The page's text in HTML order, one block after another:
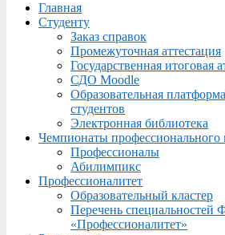
Menu
Главная
Студенту
Заказ справок
Промежуточная аттестация
Государственная итоговая
СДО Moodle
Образовательная
студентов
Электронная библиотека
Чемпионаты профессионального
Профессионалы
Абилимпикс
Профессионалитет
Образовательный кластер
Перечень специальностей
«Профессионалитет»